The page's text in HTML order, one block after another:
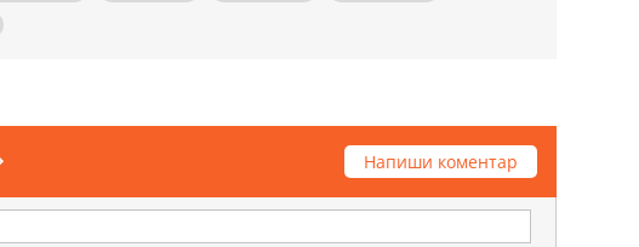
Напиши коментар